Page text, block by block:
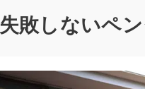
失敗しないペ